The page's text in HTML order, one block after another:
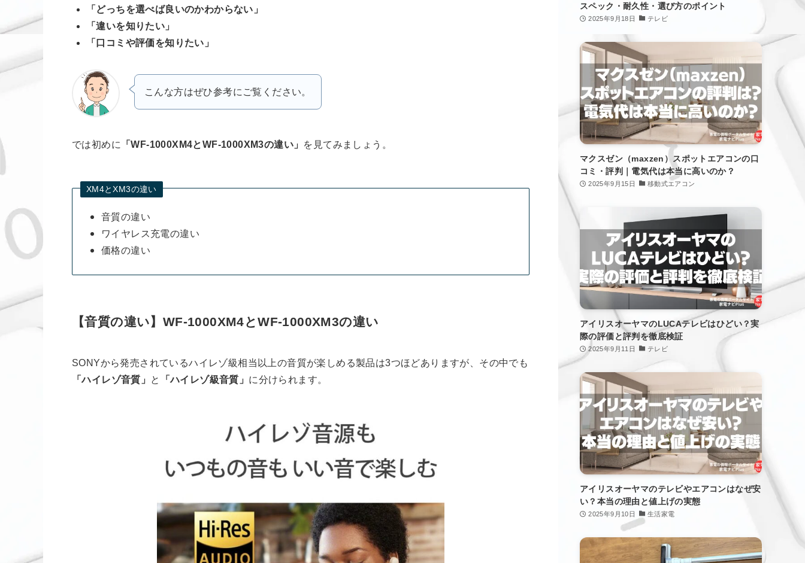
「どっちを選べば良いのかわからない」
「違いを知りたい」
「口コミや評価を知りたい」
こんな方はぜひ参考にご覧ください。
では初めに 「WF-1000XM4とWF-1000XM3の違い」 を見てみましょう。
XM4とXM3の違い
音質の違い
ワイヤレス充電の違い
価格の違い
【音質の違い】WF-1000XM4とWF-1000XM3の違い
SONYから発売されているハイレゾ級相当以上の音質が楽しめる製品は3つほどありますが、その中でも
「ハイレゾ音質」
と 「ハイレゾ級音質」 に分けられます。
スペック・耐久性・選び方のポイント
2025年9月18日 テレビ
マクスゼン（maxzen）スポットエアコンの口
コミ・評判｜電気代は本当に高いのか？
2025年9月15日 移動式エアコン
アイリスオーヤマのLUCAテレビはひどい？実
際の評価と評判を徹底検証
2025年9月11日 テレビ
アイリスオーヤマのテレビやエアコンはなぜ安
い？本当の理由と値上げの実態
2025年9月10日 生活家電